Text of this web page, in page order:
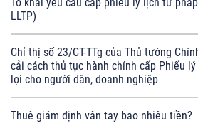
LLTP)
Chỉ thị số 23/CT-TTg của Thủ tướng
cải cách thủ tục hành chính cấp Phiếu
lợi cho người dân, doanh nghiệp
Thuê giám định vân tay bao nhiêu tiền?